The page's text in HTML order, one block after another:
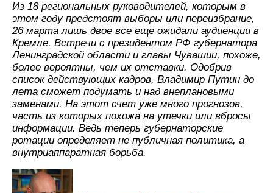
Из 18 региональных руководителей, которым в
этом году предстоят выборы или переизбрание,
26 марта лишь двое все еще ожидали аудиенции в
Кремле. Встречи с президентом РФ губернатора
Ленинградской области и главы Чувашии, похоже,
более вероятны, чем их отставки. Одобрив
список действующих кадров, Владимир Путин до
лета сможет подумать и над внеплановыми
заменами. На этот счет уже много прогнозов,
часть из которых похожа на утечки или вбросы
информации. Ведь теперь губернаторские
ротации определяет не публичная политика, а
внутриаппаратная борьба.